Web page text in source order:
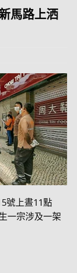
馬路上洒
號上晝11點
一宗涉及一架